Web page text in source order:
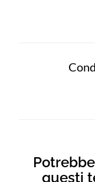
questi